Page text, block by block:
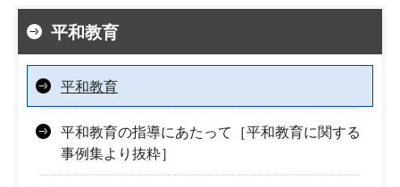
平和教育
平和教育
平和教育の指導にあたって［平和教育に関する
事例集より抜粋］